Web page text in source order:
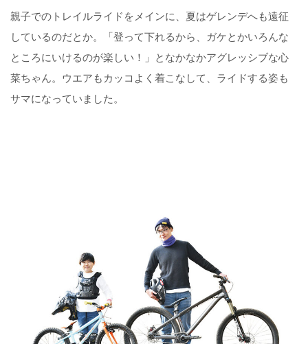
親子でのトレイルライドをメインに、夏はゲレンデへも遠征
しているのだとか。「登って下れるから、ガケとかいろんな
ところにいけるのが楽しい！」となかなかアグレッシブな心
菜ちゃん。ウエアもカッコよく着こなして、ライドする姿も
サマになっていました。